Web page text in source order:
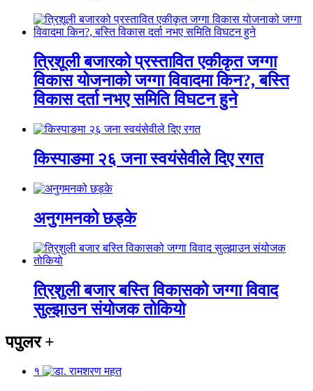
त्रिशूली बजारको प्रस्तावित एकीकृत जग्गा
विकास योजनाको जग्गा विवादमा किन?, बस्ति
विकास दर्ता नभए समिति विघटन हुने
किस्पाङमा २६ जना स्वयंसेवीले दिए रगत
अनुगमनको छड्के
त्रिशुली बजार बस्ति विकासको जग्गा विवाद
सुल्झाउन संयोजक तोकियो
पपुलर+
१